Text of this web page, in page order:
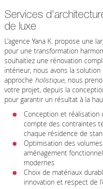
Services
de luxe
L'agence Yana K. propose une
pour une transformation
souhaitiez une rénovation
intérieur, nous avons la
approche holistique, nous
votre projet, depuis la
pour garantir un résultat à la
Conception et
compte des contraintes
chaque résidence de
Optimisation des
aménagement
modernes
Choix de matériaux
innovation et respect de